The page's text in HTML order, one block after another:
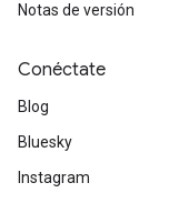
Notas de versión
Conéctate
Blog
Bluesky
Instagram